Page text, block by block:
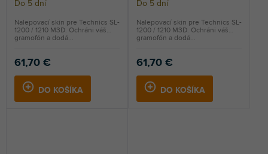
Do 5 dní
61,70 €
DO KOŠÍKA
Nalepovací skin pre Technics SL-
1200 / 1210 M3D. Ochráni váš
gramofón a dodá...
Do 5 dní
61,70 €
DO KOŠÍKA
Nalepovací skin pre Technics SL-
1200 / 1210 M3D. Ochráni váš
gramofón a dodá...